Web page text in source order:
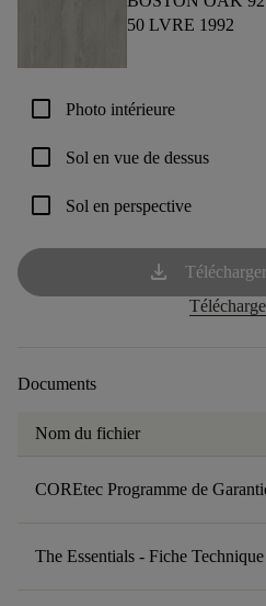
50 LVRE 1992
check_box_outline_blank Photo intérieure
check_box_outline_blank Sol en vue de dessus
check_box_outline_blank Sol en perspective
download
Documents
Nom du fichier
COREtec Programme de
The Essentials - Fiche Technique